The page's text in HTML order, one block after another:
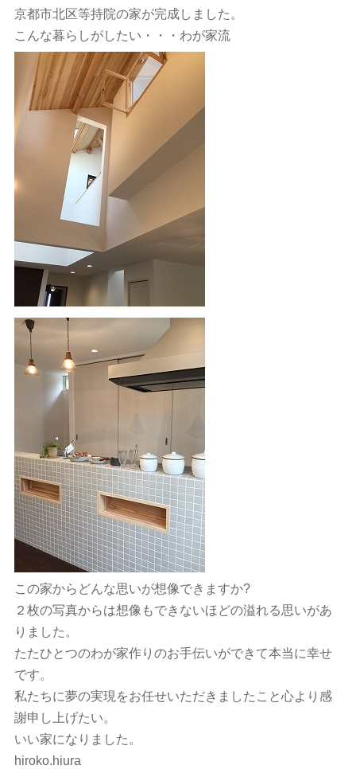
京都市北区等持院の家が完成しました。
こんな暮らしがしたい・・・わが家流
この家からどんな思いが想像できますか?
２枚の写真からは想像もできないほどの溢れる思いがあ
りました。
たたひとつのわが家作りのお手伝いができて本当に幸せ
です。
私たちに夢の実現をお任せいただきましたこと心より感
謝申し上げたい。
いい家になりました。
hiroko.hiura